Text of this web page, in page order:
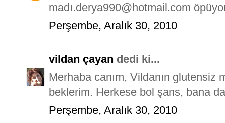
madı.derya990@hotmail.com
Perşembe, Aralık 30, 2010
vildan çayan dedi ki...
Merhaba canım, Vildanın glutensiz
beklerim. Herkese bol şans, bana
Perşembe, Aralık 30, 2010